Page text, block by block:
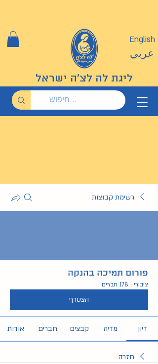
ליגת לה לצ'ה ישראל
English
عربي
רשימת קבוצות
פורום תמיכה בהנקה
ציבורי · 178 חברים
הצטרף
דיון מדיה קבצים חברים אודות
חזרה